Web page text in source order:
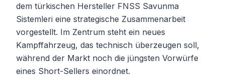
dem türkischen Hersteller FNSS Savunma
Sistemleri eine strategische Zusammenarbeit
vorgestellt. Im Zentrum steht ein neues
Kampffahrzeug, das technisch überzeugen soll,
während der Markt noch die jüngsten Vorwürfe
eines Short-Sellers einordnet.